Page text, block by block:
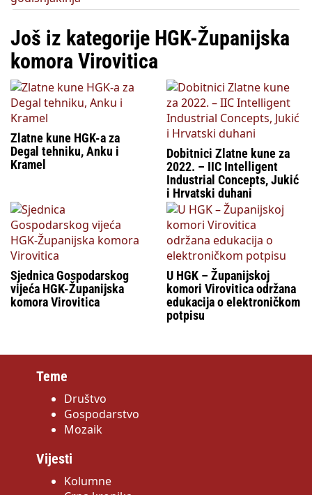
Još iz kategorije HGK-Županijska
komora Virovitica
Zlatne kune HGK-a za
Degal tehniku, Anku i
Kramel
Dobitnici Zlatne kune za
2022. – IIC Intelligent
Industrial Concepts, Jukić
i Hrvatski duhani
Sjednica Gospodarskog
vijeća HGK-Županijska
komora Virovitica
U HGK – Županijskoj
komori Virovitica održana
edukacija o elektroničkom
potpisu
Teme
Društvo
Gospodarstvo
Mozaik
Vijesti
Kolumne